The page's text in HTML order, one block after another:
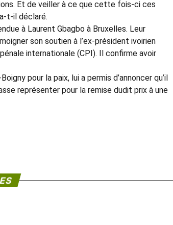
Et de veiller à ce que cette fois-ci ces
t-il déclaré.
à Laurent Gbagbo à Bruxelles. Leur
son soutien à l’ex-président ivoirien
internationale (CPI). Il confirme avoir
pour la paix, lui a permis d’annoncer qu’il
représenter pour la remise dudit prix à une